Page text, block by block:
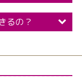
るの？